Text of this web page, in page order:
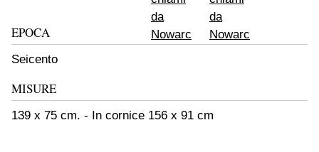
EPOCA
Seicento
MISURE
139 x 75 cm. - In cornice 156 x 91 cm